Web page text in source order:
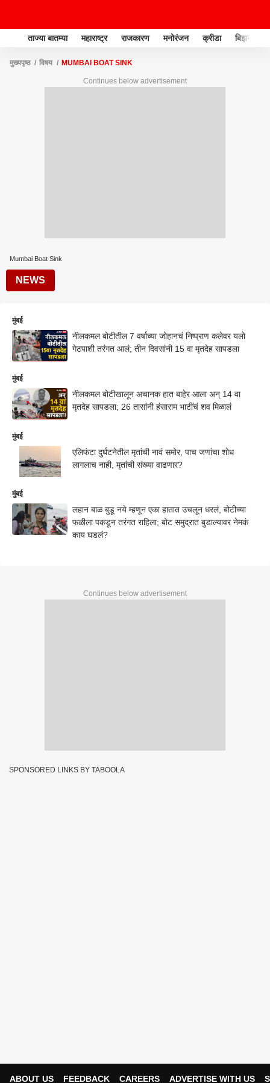
ताज्या बातम्या महाराष्ट्र राजकारण मनोरंजन क्रीडा बिझनेस
मुख्यपृष्ठ विषय MUMBAI BOAT SINK
Continues below advertisement
Mumbai Boat Sink
NEWS
मुंबई
नीलकमल बोटीतील 7 वर्षाच्या जोहानचं निष्प्राण कलेवर यलो
गेटपाशी तरंगत आलं; तीन दिवसांनी 15 वा मृतदेह सापडला
मुंबई
नीलकमल बोटीखालून अचानक हात बाहेर आला अन् 14 वा
मृतदेह सापडला; 26 तासांनी हंसाराम भाटींचं शव मिळालं
मुंबई
एलिफंटा दुर्घटनेतील मृतांची नावं समोर, पाच जणांचा शोध
लागलाच नाही, मृतांची संख्या वाढणार?
मुंबई
लहान बाळ बुडू नये म्हणून एका हातात उचलून धरलं, बोटीच्या
फळीला पकडून तरंगत राहिला; बोट समुद्रात बुडाल्यावर नेमकं
काय घडलं?
Continues below advertisement
SPONSORED LINKS BY TABOOLA
ABOUT US FEEDBACK CAREERS ADVERTISE WITH US